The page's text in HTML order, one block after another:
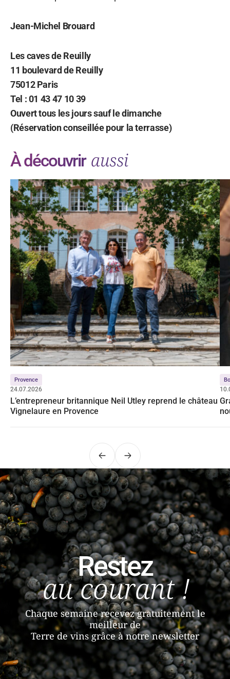
Jean-Michel Brouard
Les caves de Reuilly
11 boulevard de Reuilly
75012 Paris
Tel : 01 43 47 10 39
Ouvert tous les jours sauf le dimanche
(Réservation conseillée pour la terrasse)
À découvrir aussi
Provence
24.07.2026
L’entrepreneur britannique Neil Utley reprend le château
Vignelaure en Provence
PrécédentSuivant
Restez
au courant !
Chaque semaine recevez gratuitement le
meilleur de
Terre de vins grâce à notre newsletter